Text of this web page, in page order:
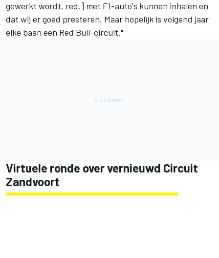
gewerkt wordt, red.] met F1-auto's kunnen inhalen en
dat wij er goed presteren. Maar hopelijk is volgend jaar
elke baan een Red Bull-circuit."
Virtuele ronde over vernieuwd Circuit
Zandvoort